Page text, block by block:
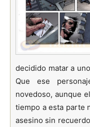
decidido matar a
Que ese
novedoso, aunque
tiempo a esta parte
asesino sin